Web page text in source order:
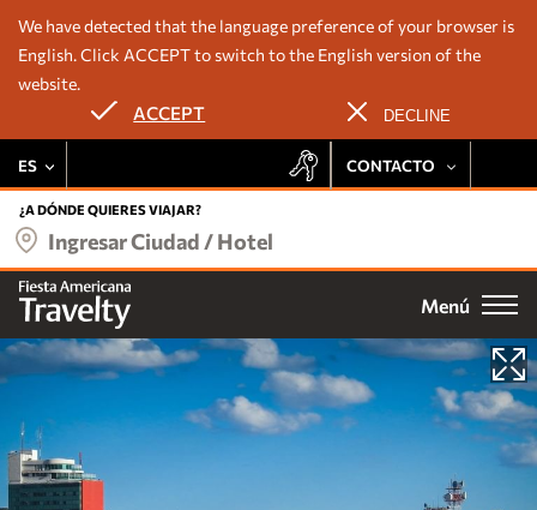
ES CONTACTO
+52 443 137 8728
524433108137
Email
Deléitate con la experiencia Fiesta Rewards en todas las
propiedades Travelty:
Tarifa preferencial
Promociones exclusivas
Acumulación de puntos
Noches gratis
Acceso a eventos especiales
¿A DÓNDE QUIERES VIAJAR?
Ingresar Ciudad / Hotel
Menú
Nuestros hoteles
Ofertas
Destinos
Grupos
Bodas
Fiesta Rewards
Experiencias
Vacation Club
We have detected that the language preference of your browser is
English. Click ACCEPT to switch to the English version of the
website.
ACCEPT DECLINE